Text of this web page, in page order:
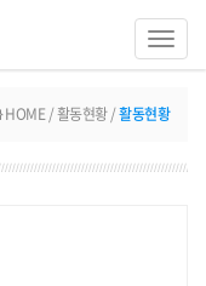
HOME / 활동현황 /활동현황